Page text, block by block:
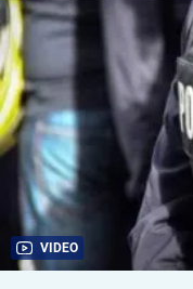
VIDEO